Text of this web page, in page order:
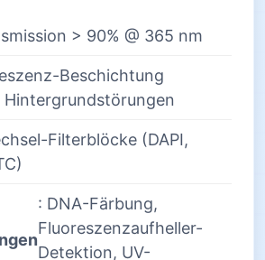
> 90% @ 365 nm
Beschichtung
Hintergrundstörungen
Filterblöcke (DAPI,
: DNA-Färbung,
Fluoreszenzaufheller-
Detektion, UV-